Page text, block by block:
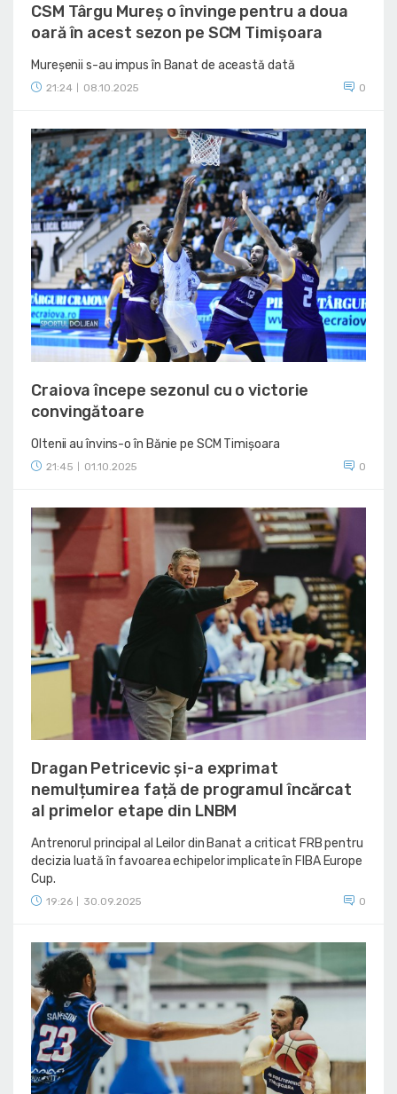
CSM Târgu Mureș o învinge pentru a doua
oară în acest sezon pe SCM Timișoara
Mureșenii s-au impus în Banat de această dată
21:24 08.10.2025 0
Craiova începe sezonul cu o victorie
convingătoare
Oltenii au învins-o în Bănie pe SCM Timișoara
21:45 01.10.2025 0
Dragan Petricevic și-a exprimat
nemulțumirea față de programul încărcat
al primelor etape din LNBM
Antrenorul principal al Leilor din Banat a criticat FRB pentru
decizia luată în favoarea echipelor implicate în FIBA Europe
Cup.
19:26 30.09.2025 0